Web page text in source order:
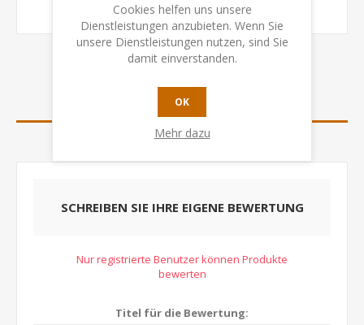
BEWERTUNGEN
KONTAKTIEREN SIE UNS
SCHREIBEN SIE IHRE EIGENE BEWERTUNG
Nur registrierte Benutzer können Produkte
bewerten
Titel für die Bewertung:
Cookies helfen uns unsere
Dienstleistungen anzubieten. Wenn Sie
unsere Dienstleistungen nutzen, sind Sie
damit einverstanden.
OK
Mehr dazu